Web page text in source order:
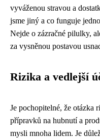
vyváženou stravou a
jsme jiný a co funguje
Nejde o zázračné pilulky,
za vysněnou postavou
Rizika a vedlejší
Je pochopitelné, že otázka
přípravků na hubnutí a
mysli mnoha lidem. Je